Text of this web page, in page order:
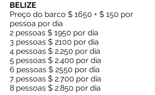
BELIZE
Preço do barco $ 1650 + $ 150 por
pessoa por dia
2 pessoas $ 1950 por dia
3 pessoas $ 2100 por dia
4 pessoas $ 2.250 por dia
5 pessoas $ 2.400 por dia
6 pessoas $ 2550 por dia
7 pessoas $ 2.700 por dia
8 pessoas $ 2.850 por dia